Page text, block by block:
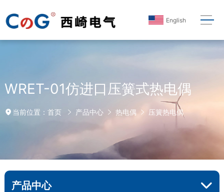
English
WRET-01仿进口压簧式热电偶
当前位置： 首页 产品中心 热电偶 压簧热电偶
产品中心